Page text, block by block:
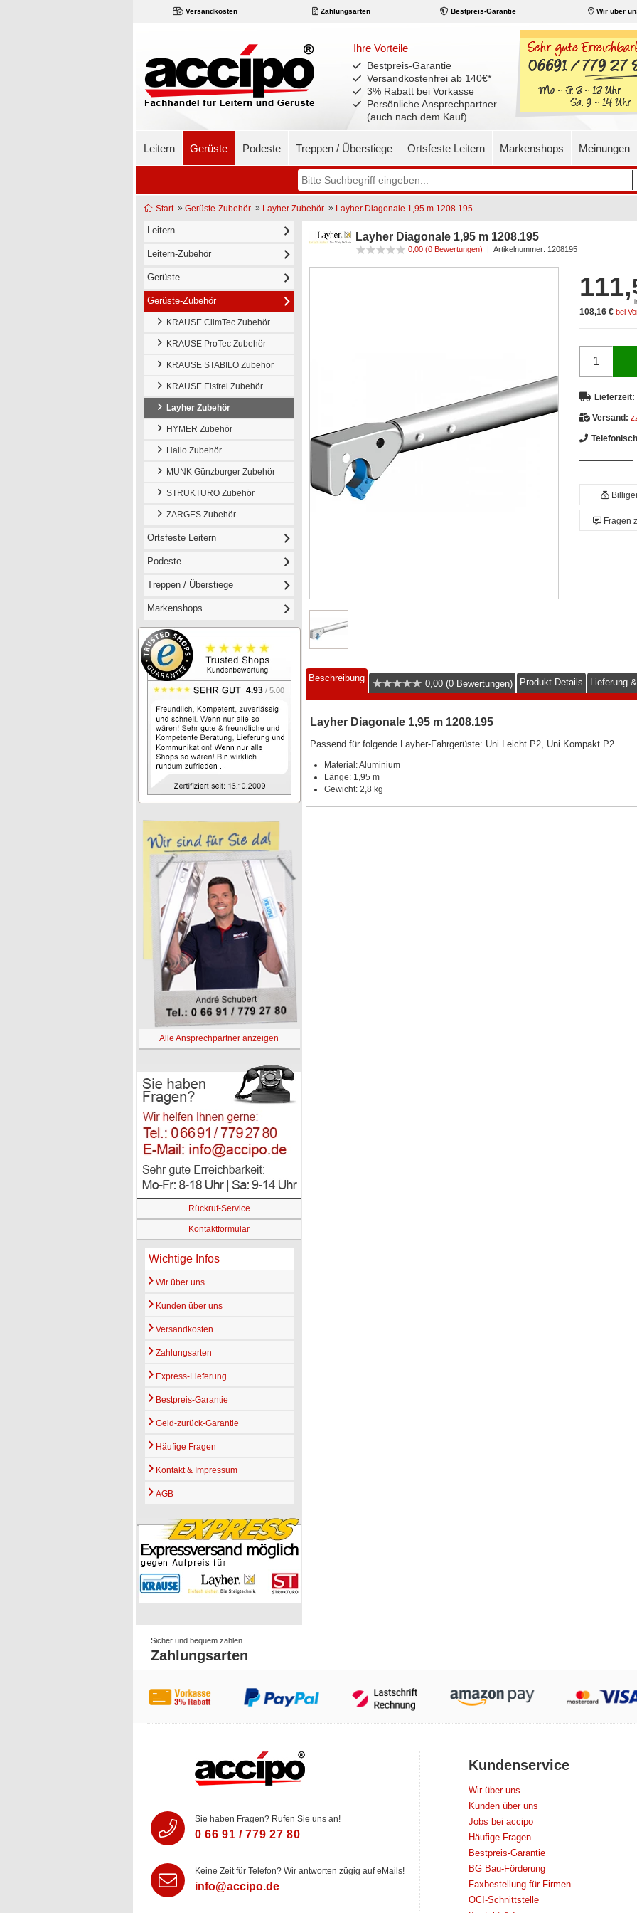
Versandkosten Zahlungsarten Bestpreis-Garantie Wir über
Ihre Vorteile
Bestpreis-Garantie
Versandkostenfrei ab 140€*
3% Rabatt bei Vorkasse
Persönliche Ansprechpartner
(auch nach dem Kauf)
Leitern Gerüste Podeste Treppen / Überstiege Ortsfeste Leitern Markenshops Meinungen
Start» Gerüste-Zubehör » Layher Zubehör » Layher Diagonale 1,95 m 1208.195
Leitern
Leitern-Zubehör
Gerüste
Gerüste-Zubehör
KRAUSE ClimTec Zubehör
KRAUSE ProTec Zubehör
KRAUSE STABILO Zubehör
KRAUSE Eisfrei Zubehör
Layher Zubehör
HYMER Zubehör
Hailo Zubehör
MUNK Günzburger Zubehör
STRUKTURO Zubehör
ZARGES Zubehör
Ortsfeste Leitern
Podeste
Treppen / Überstiege
Markenshops
4.93 / 5.00
Alle Ansprechpartner anzeigen
Rückruf-Service
Kontaktformular
Wichtige Infos
Wir über uns
Kunden über uns
Versandkosten
Zahlungsarten
Express-Lieferung
Bestpreis-Garantie
Geld-zurück-Garantie
Häufige Fragen
Kontakt & Impressum
AGB
Layher Diagonale 1,95 m 1208.195
0,00 (0 Bewertungen) | Artikelnummer: 1208195
111,
108,16 € bei
Lieferzeit:
Versand:
Fragen
Beschreibung
0,00 (0 Bewertungen) Produkt-Details Lieferung
Layher Diagonale 1,95 m 1208.195
Passend für folgende Layher-Fahrgerüste: Uni Leicht P2, Uni Kompakt P2
Material: Aluminium
Länge: 1,95 m
Gewicht: 2,8 kg
Sicher und bequem zahlen
Zahlungsarten
Sie haben Fragen? Rufen Sie uns an!
0 66 91 / 779 27 80
Keine Zeit für Telefon? Wir antworten zügig auf eMails!
info@accipo.de
Kundenservice
Wir über uns
Kunden über uns
Jobs bei accipo
Häufige Fragen
Bestpreis-Garantie
BG Bau-Förderung
Faxbestellung für Firmen
OCI-Schnittstelle